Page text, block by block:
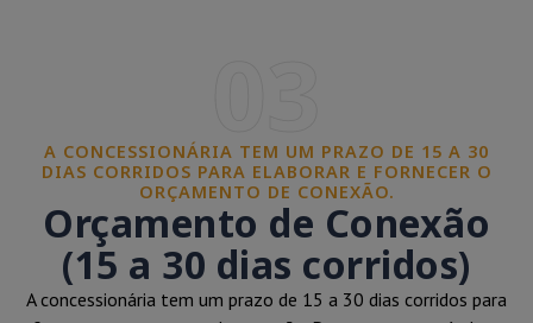
A CONCESSIONÁRIA TEM UM PRAZO DE 15 A 30
DIAS CORRIDOS PARA ELABORAR E FORNECER O
ORÇAMENTO DE CONEXÃO.
Orçamento de Conexão
(15 a 30 dias corridos)
A concessionária tem um prazo de 15 a 30 dias corridos para